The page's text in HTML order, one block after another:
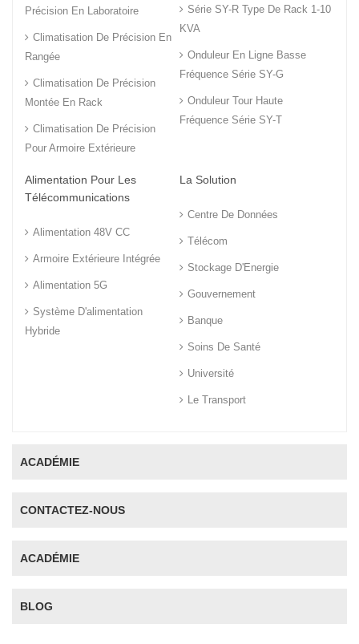
Précision En Laboratoire
Climatisation De Précision En
Rangée
Climatisation De Précision
Montée En Rack
Climatisation De Précision
Pour Armoire Extérieure
Série SY-R Type De Rack 1-10
KVA
Onduleur En Ligne Basse
Fréquence Série SY-G
Onduleur Tour Haute
Fréquence Série SY-T
Alimentation Pour Les
Télécommunications
Alimentation 48V CC
Armoire Extérieure Intégrée
Alimentation 5G
Système D'alimentation
Hybride
La Solution
Centre De Données
Télécom
Stockage D'Energie
Gouvernement
Banque
Soins De Santé
Université
Le Transport
ACADÉMIE
CONTACTEZ-NOUS
ACADÉMIE
BLOG